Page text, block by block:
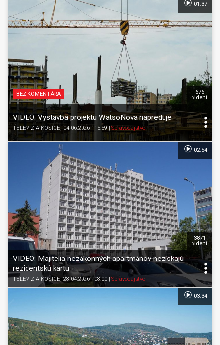
BEZ KOMENTÁRA
VIDEO: Výstavba projektu WatsoNova napreduje
TELEVÍZIA KOŠICE, 04.06.2026 | 15:59 Spravodajstvo
676
videní
01:37
VIDEO: Majitelia nezákonných apartmánov nezískajú
rezidentskú kartu
TELEVÍZIA KOŠICE, 28.04.2026 | 08:00 Spravodajstvo
3871
videní
02:54
03:34